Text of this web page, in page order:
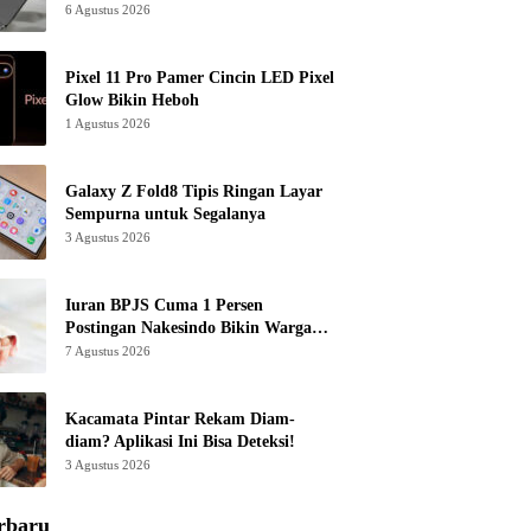
6 Agustus 2026
Pixel 11 Pro Pamer Cincin LED Pixel
Glow Bikin Heboh
1 Agustus 2026
Galaxy Z Fold8 Tipis Ringan Layar
Sempurna untuk Segalanya
3 Agustus 2026
Iuran BPJS Cuma 1 Persen
Postingan Nakesindo Bikin Warganet
Murka
7 Agustus 2026
Kacamata Pintar Rekam Diam-
diam? Aplikasi Ini Bisa Deteksi!
3 Agustus 2026